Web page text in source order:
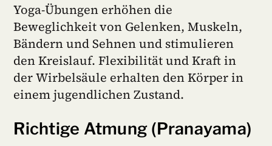
Yoga-Übungen erhöhen die
Beweglichkeit von Gelenken, Muskeln,
Bändern und Sehnen und stimulieren
den Kreislauf. Flexibilität und Kraft in
der Wirbelsäule erhalten den Körper in
einem jugendlichen Zustand.
Richtige Atmung (Pranayama)